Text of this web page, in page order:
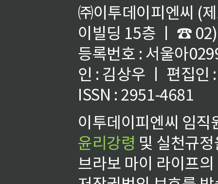
㈜이투데이피엔씨 (
이빌딩 15층 ㅣ ☎
등록번호 : 서울아
인 : 김상우 ㅣ 편집인
ISSN : 2951-4681
이투데이피엔씨 임
윤리강령 및 실천규
브라보 마이 라이프